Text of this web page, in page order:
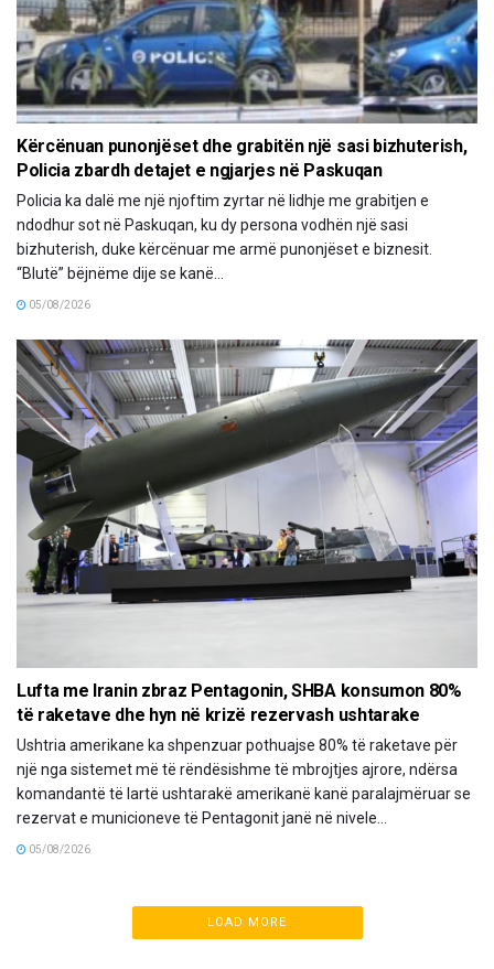
Kërcënuan punonjëset dhe grabitën një sasi bizhuterish,
Policia zbardh detajet e ngjarjes në Paskuqan
Policia ka dalë me një njoftim zyrtar në lidhje me grabitjen e
ndodhur sot në Paskuqan, ku dy persona vodhën një sasi
bizhuterish, duke kërcënuar me armë punonjëset e biznesit.
“Blutë” bëjnëme dije se kanë...
05/08/2026
Lufta me Iranin zbraz Pentagonin, SHBA konsumon 80%
të raketave dhe hyn në krizë rezervash ushtarake
Ushtria amerikane ka shpenzuar pothuajse 80% të raketave për
një nga sistemet më të rëndësishme të mbrojtjes ajrore, ndërsa
komandantë të lartë ushtarakë amerikanë kanë paralajmëruar se
rezervat e municioneve të Pentagonit janë në nivele...
05/08/2026
LOAD MORE